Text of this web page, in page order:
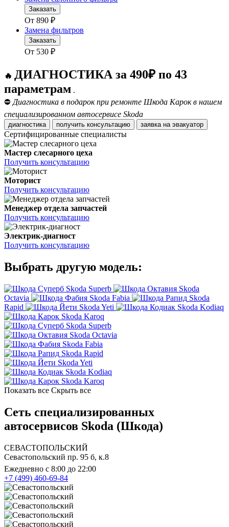
Заказать
От 890 ₽
Замена фильтров
Заказать
От 530 ₽
🔥 ДИАГНОСТИКА за 490₽ по 43
параметрам .
⛔ Диагностика в подарок при ремонте Шкода Карок в нашем
специализированном автосервисе Skoda
диагностика получить консультацию заявка на эвакуатор
Сертифицированные специалисты
Мастер слесарного цеха
Получить консультацию
Моторист
Получить консультацию
Менеджер отдела запчастей
Получить консультацию
Электрик-диагност
Получить консультацию
Выбрать другую модель:
Skoda Superb
Skoda
Octavia
Skoda Fabia
Skoda
Rapid
Skoda Yeti
Skoda Kodiaq
Skoda Karoq
Skoda Superb
Skoda Octavia
Skoda Fabia
Skoda Rapid
Skoda Yeti
Skoda Kodiaq
Skoda Karoq
Показать все Скрыть все
Сеть специализированных
автосервисов Skoda (Шкода)
СЕВАСТОПОЛЬСКИЙ
Севастопольский пр. 95 б, к.8
Ежедневно с 8:00 до 22:00
+7 (499) 460-69-84